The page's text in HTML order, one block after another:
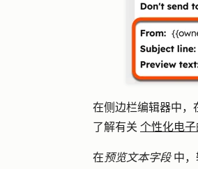
在侧边栏编辑器中，
了解有关 个性化电
在预览文本字段 中